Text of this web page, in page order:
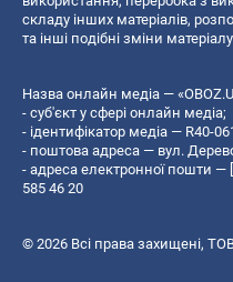
складу інших матеріалів,
та інші подібні зміни
Назва онлайн медіа —
- суб'єкт у сфері онлайн медіа;
- ідентифікатор медіа — R40-
- поштова адреса — вул.
- адреса електронної пошти —
585 46 20
© 2026 Всі права захищені,